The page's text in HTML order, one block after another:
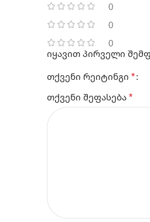
0
0
0
იყავით პირველი
თქვენი რეიტინგი *
თქვენი შეფასება *